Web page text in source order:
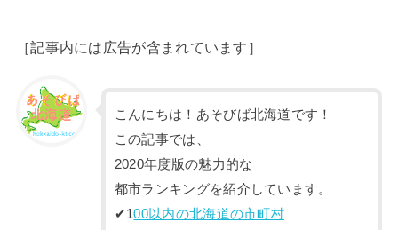
［記事内には広告が含まれています］
こんにちは！あそびば北海道です！
この記事では、
2020年度版の魅力的な
都市ランキングを紹介しています。
✔︎100以内の北海道の市町村